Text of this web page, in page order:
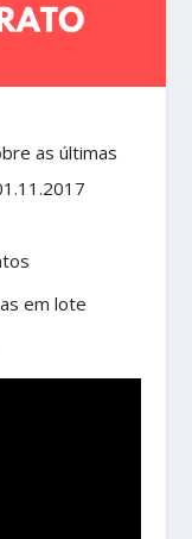
as últimas
em lote